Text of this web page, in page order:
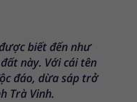
biết đến như
này. Với cái tên
đáo, dừa sáp trở
Trà Vinh.